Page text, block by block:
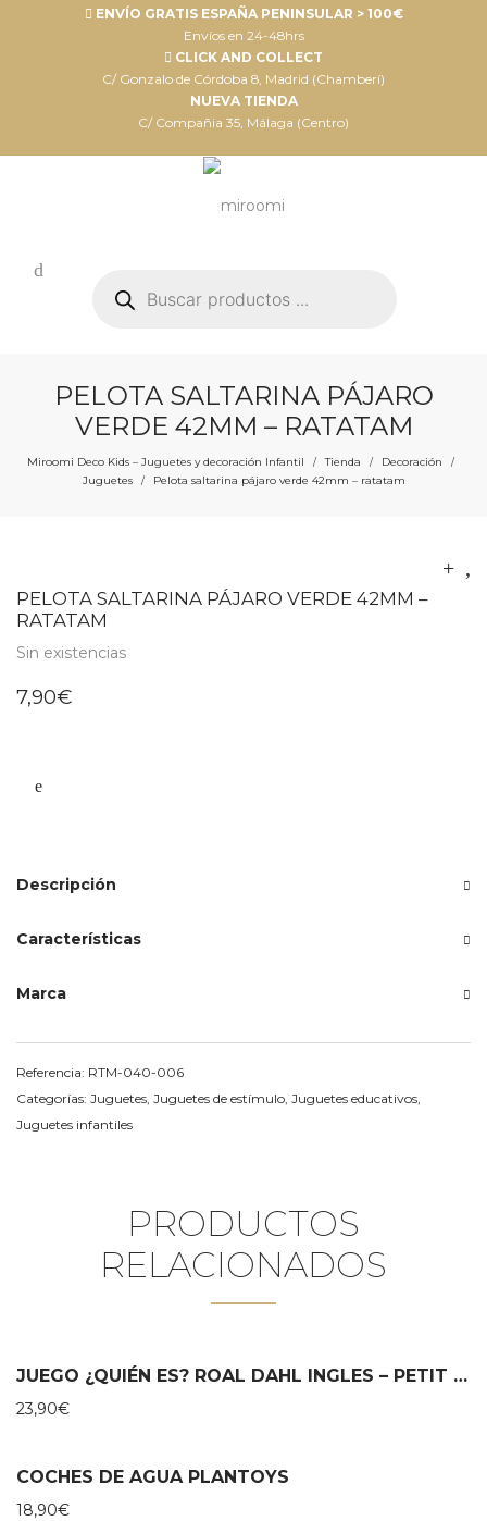
ENVÍO GRATIS ESPAÑA PENINSULAR > 100€
Envíos en 24-48hrs
CLICK AND COLLECT
C/ Gonzalo de Córdoba 8, Madrid (Chamberí)
NUEVA TIENDA
C/ Compañia 35, Málaga (Centro)
productos
PELOTA SALTARINA PÁJARO
VERDE 42MM – RATATAM
Miroomi Deco Kids – Juguetes y decoración Infantil / Tienda / Decoración /
Juguetes / Pelota saltarina pájaro verde 42mm – ratatam
PELOTA SALTARINA PÁJARO VERDE 42MM –
RATATAM
Sin existencias
7,90€
Descripción
Características
Marca
Referencia: RTM-040-006
Categorías: Juguetes Juguetes de estímulo Juguetes educativos
Juguetes infantiles
PRODUCTOS
RELACIONADOS
JUEGO ¿QUIÉN ES? ROAL DAHL INGLES – PETIT COLLAGE
23,90€
COCHES DE AGUA PLANTOYS
18,90€